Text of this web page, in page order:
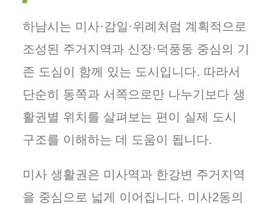
하남시는 미사·감일·위례처럼 계획적으로
조성된 주거지역과 신장·덕풍동 중심의 기
존 도심이 함께 있는 도시입니다. 따라서
단순히 동쪽과 서쪽으로만 나누기보다 생
활권별 위치를 살펴보는 편이 실제 도시
구조를 이해하는 데 도움이 됩니다.
미사 생활권은 미사역과 한강변 주거지역
을 중심으로 넓게 이어집니다. 미사2동의